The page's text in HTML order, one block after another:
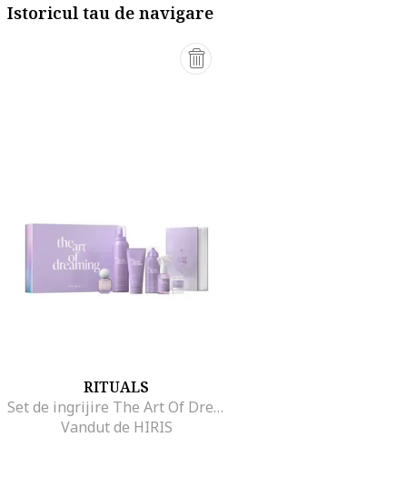
Istoricul tau de navigare
RITUALS
Set de ingrijire The Art Of Dreaming 100ml Crema de corp+150ml Lotiune de Corp Mousse+250ml Gel de dus spuma+25gr Lumanare parfumata+50ml Parfum pentru casa+15ml Apa de Parfum+Dream Journal, Femei
Vandut de HIRIS